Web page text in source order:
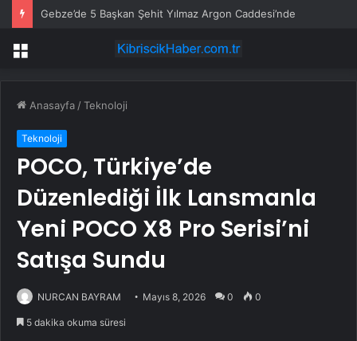
Gebze’de 5 Başkan Şehit Yılmaz Argon Caddesi’nde
Menü
Anasayfa /Teknoloji
Teknoloji
POCO, Türkiye’de
Düzenlediği İlk Lansmanla
Yeni POCO X8 Pro Serisi’ni
Satışa Sundu
NURCAN BAYRAM Mayıs 8, 2026 0 0
5 dakika okuma süresi